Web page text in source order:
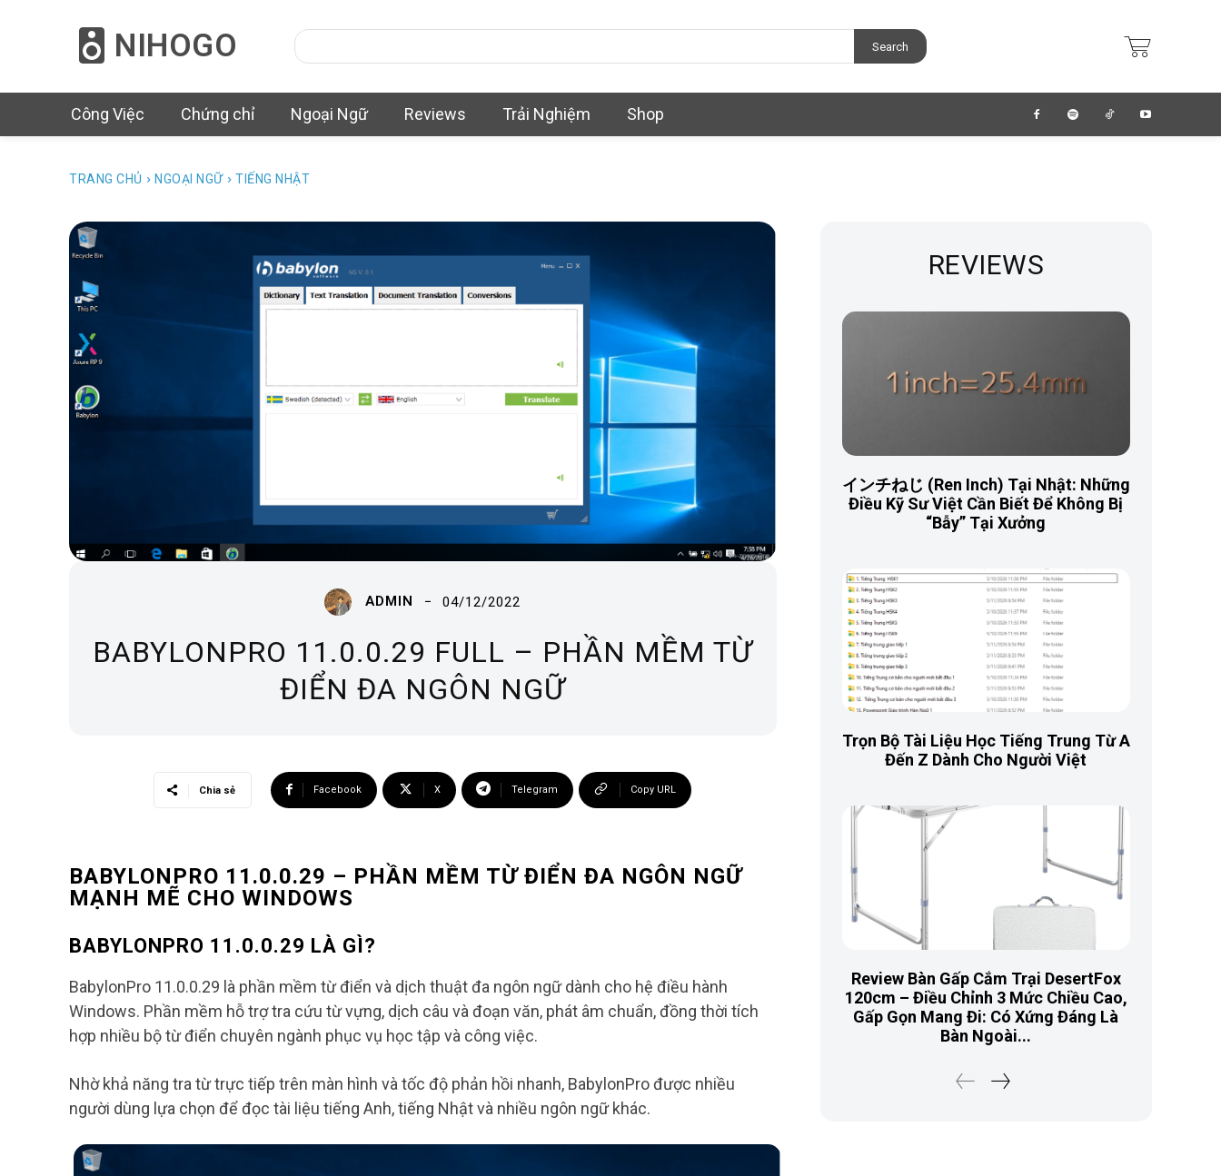
NIHOGO Search
Công Việc Chứng chỉ Ngoại Ngữ Reviews Trải Nghiệm Shop
TRANG CHỦ NGOẠI NGỮ TIẾNG NHẬT
ADMIN 04/12/2022
BABYLONPRO 11.0.0.29 FULL – PHẦN MỀM TỪ
ĐIỂN ĐA NGÔN NGỮ
Chia sẻ Facebook X Telegram Copy URL
BABYLONPRO 11.0.0.29 – PHẦN MỀM TỪ ĐIỂN ĐA NGÔN NGỮ
MẠNH MẼ CHO WINDOWS
BABYLONPRO 11.0.0.29 LÀ GÌ?
BabylonPro 11.0.0.29 là phần mềm từ điển và dịch thuật đa ngôn ngữ dành cho hệ điều hành
Windows. Phần mềm hỗ trợ tra cứu từ vựng, dịch câu và đoạn văn, phát âm chuẩn, đồng thời tích
hợp nhiều bộ từ điển chuyên ngành phục vụ học tập và công việc.
Nhờ khả năng tra từ trực tiếp trên màn hình và tốc độ phản hồi nhanh, BabylonPro được nhiều
người dùng lựa chọn để đọc tài liệu tiếng Anh, tiếng Nhật và nhiều ngôn ngữ khác.
REVIEWS
インチねじ (Ren Inch) Tại Nhật: Những
Điều Kỹ Sư Việt Cần Biết Để Không Bị
“Bẫy” Tại Xưởng
Trọn Bộ Tài Liệu Học Tiếng Trung Từ A
Đến Z Dành Cho Người Việt
Review Bàn Gấp Cắm Trại DesertFox
120cm – Điều Chỉnh 3 Mức Chiều Cao,
Gấp Gọn Mang Đi: Có Xứng Đáng Là
Bàn Ngoài...